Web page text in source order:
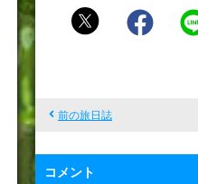
う
前の旅日誌
コメント